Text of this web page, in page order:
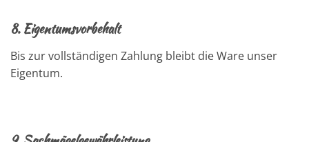
8. Eigentumsvorbehalt
Bis zur vollständigen Zahlung bleibt die Ware unser
Eigentum.